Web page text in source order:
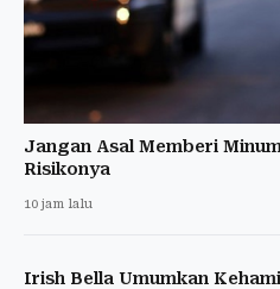
Jangan Asal Memberi
Risikonya
10 jam lalu
Irish Bella Umumkan